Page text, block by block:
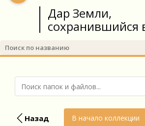
Дар Земли,
сохранившийся
Назад В начало коллекции